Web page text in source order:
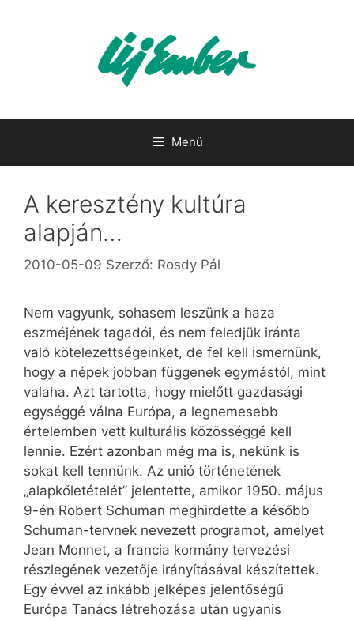
Menü
A keresztény kultúra
alapján…
2010-05-09 Szerző: Rosdy Pál
Nem vagyunk, sohasem leszünk a haza
eszméjének tagadói, és nem feledjük iránta
való kötelezettségeinket, de fel kell ismernünk,
hogy a népek jobban függenek egymástól, mint
valaha. Azt tartotta, hogy mielőtt gazdasági
egységgé válna Európa, a legnemesebb
értelemben vett kulturális közösséggé kell
lennie. Ezért azonban még ma is, nekünk is
sokat kell tennünk. Az unió történetének
„alapkőletételét” jelentette, amikor 1950. május
9-én Robert Schuman meghirdette a később
Schuman-tervnek nevezett programot, amelyet
Jean Monnet, a francia kormány tervezési
részlegének vezetője irányításával készítettek.
Egy évvel az inkább jelképes jelentőségű
Európa Tanács létrehozása után ugyanis